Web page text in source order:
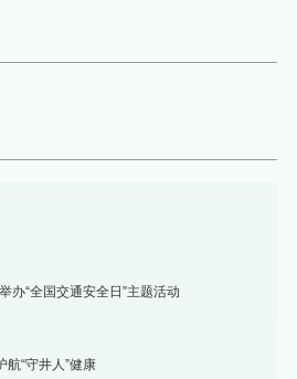
办“全国交通安全日”主题活动
航“守井人”健康